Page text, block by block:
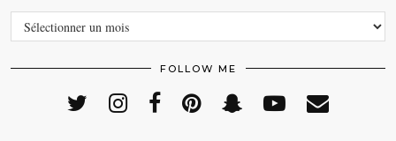
ARCHIVES
FOLLOW ME